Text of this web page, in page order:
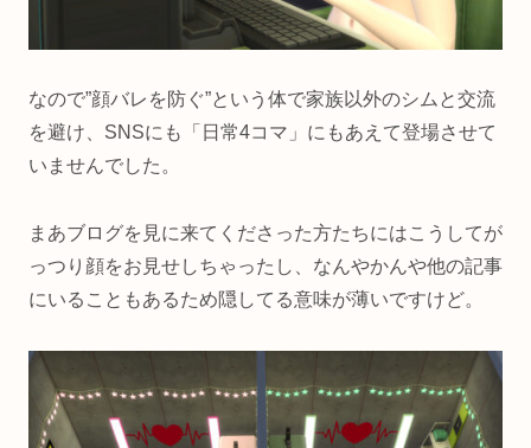
なので”顔バレを防ぐ”という体で家族以外のシムと交流
を避け、SNSにも「日常4コマ」にもあえて登場させて
いませんでした。
まあブログを見に来てくださった方たちにはこうしてが
っつり顔をお見せしちゃったし、なんやかんや他の記事
にいることもあるため隠してる意味が薄いですけど。